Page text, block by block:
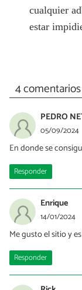
cualquier
estar
4 comentarios
PEDRO
05/09/2024
En donde se
Responder
Enrique
14/01/2024
Me gusto el sitio y
Responder